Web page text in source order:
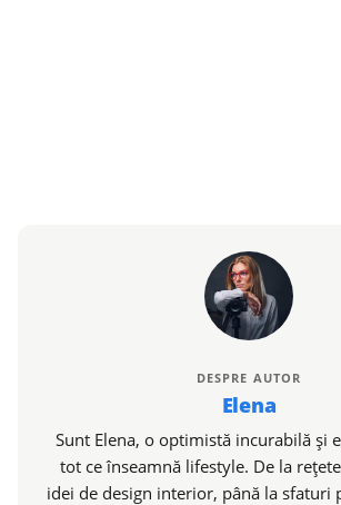
DESPRE AUTOR
Elena
Sunt Elena, o optimistă incurabilă și
tot ce înseamnă lifestyle. De la
idei de design interior, până la sfaturi